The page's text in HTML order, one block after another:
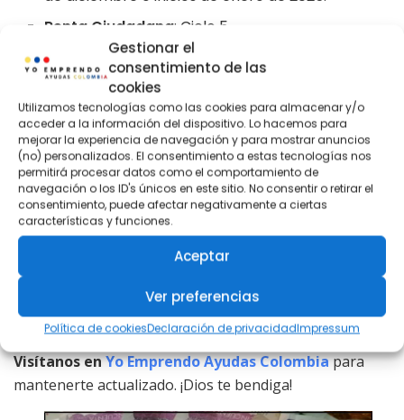
Gestionar el
consentimiento de las
cookies
Utilizamos tecnologías como las cookies para almacenar y/o
acceder a la información del dispositivo. Lo hacemos para
mejorar la experiencia de navegación y para mostrar anuncios
(no) personalizados. El consentimiento a estas tecnologías nos
permitirá procesar datos como el comportamiento de
navegación o los ID's únicos en este sitio. No consentir o retirar el
consentimiento, puede afectar negativamente a ciertas
características y funciones.
Aceptar
Ver preferencias
Política de cookiesDeclaración de privacidadImpressum
Renta Ciudadana: Ciclo 5.
Devolución del IVA : Ciclo 4.
Colombia Sin Hambre
Conclusión
LaRenta Ciudadana y laDevolución del IVA son
pilares fundamentales para ayudar a las familias más
vulnerables en Colombia. Asegúrate de estar
informado, usar los canales oficiales y gestionar tus
recursos de manera responsable.
No olvides compartir esta información para que más
personas puedan acceder a sus beneficios.
Visítanos enYo Emprendo Ayudas Colombiapara
mantenerte actualizado. ¡Dios te bendiga!